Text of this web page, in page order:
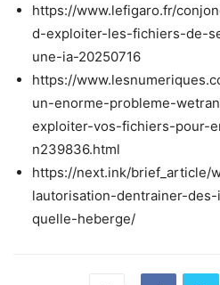
https://www.lefigaro.fr/
d-exploiter-les-fichiers-de-
une-ia-20250716
https://
un-enorme-probleme-
exploiter-vos-fichiers-pour-
n239836.html
https://next.ink/brief_article/
lautorisation-dentrainer-
quelle-heberge/